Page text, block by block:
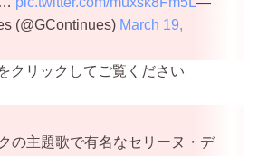
(@GContinues) March 19,
クリックしてご覧ください
の主題歌で有名なセリーヌ・デ